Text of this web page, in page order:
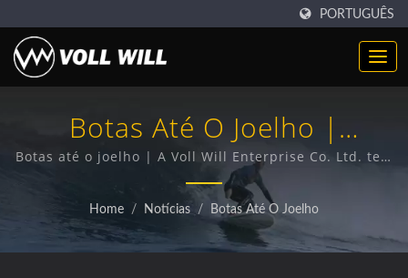
PORTUGUÊS
Botas Até O Joelho |
Fornecedor De Tecido De
Neoprene | Fabricante
Confiável Para Aplicações
Botas até o joelho | A Voll Will Enterprise Co. Ltd. tem
sido um fornecedor profissional de produtos de
Neoprene premium por 38 anos.
Home / Notícias / Botas Até O Joelho